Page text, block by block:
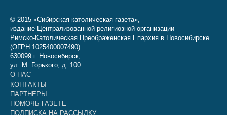
© 2015 «Сибирская католическая газета»,
издание Централизованной религиозной организации
Римско-Католическая Преображенская Епархия в Новосибирске
(ОГРН 1025400007490)
630099 г. Новосибирск,
ул. М. Горького, д. 100
О НАС
КОНТАКТЫ
ПАРТНЕРЫ
ПОМОЧЬ ГАЗЕТЕ
ПОДПИСКА НА РАССЫЛКУ